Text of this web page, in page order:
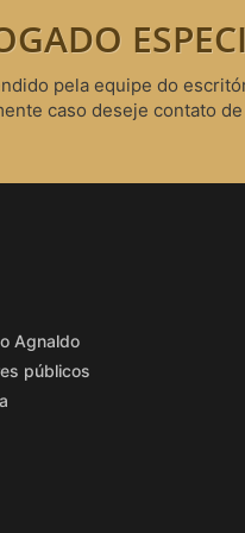
pela equipe do
caso deseje contato
Agnaldo
públicos